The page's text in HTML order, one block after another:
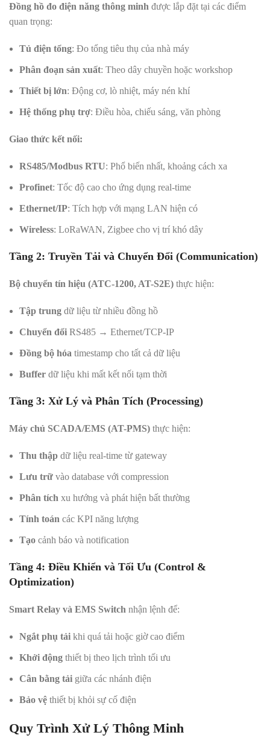
Đồng hồ đo điện năng thông minh được lắp đặt tại các điểm
quan trọng:
Tủ điện tổng: Đo tổng tiêu thụ của nhà máy
Phân đoạn sản xuất: Theo dây chuyền hoặc workshop
Thiết bị lớn: Động cơ, lò nhiệt, máy nén khí
Hệ thống phụ trợ: Điều hòa, chiếu sáng, văn phòng
Giao thức kết nối:
RS485/Modbus RTU: Phổ biến nhất, khoảng cách xa
Profinet: Tốc độ cao cho ứng dụng real-time
Ethernet/IP: Tích hợp với mạng LAN hiện có
Wireless: LoRaWAN, Zigbee cho vị trí khó dây
Tầng 2: Truyền Tải và Chuyển Đổi (Communication)
Bộ chuyển tín hiệu (ATC-1200, AT-S2E) thực hiện:
Tập trung dữ liệu từ nhiều đồng hồ
Chuyển đổi RS485 → Ethernet/TCP-IP
Đồng bộ hóa timestamp cho tất cả dữ liệu
Buffer dữ liệu khi mất kết nối tạm thời
Tầng 3: Xử Lý và Phân Tích (Processing)
Máy chủ SCADA/EMS (AT-PMS) thực hiện:
Thu thập dữ liệu real-time từ gateway
Lưu trữ vào database với compression
Phân tích xu hướng và phát hiện bất thường
Tính toán các KPI năng lượng
Tạo cảnh báo và notification
Tầng 4: Điều Khiển và Tối Ưu (Control &
Optimization)
Smart Relay và EMS Switch nhận lệnh để:
Ngắt phụ tải khi quá tải hoặc giờ cao điểm
Khởi động thiết bị theo lịch trình tối ưu
Cân bằng tải giữa các nhánh điện
Bảo vệ thiết bị khỏi sự cố điện
Quy Trình Xử Lý Thông Minh